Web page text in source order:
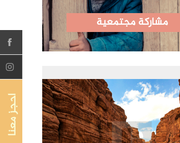
مشاركة مجتمعية
احجز معنا